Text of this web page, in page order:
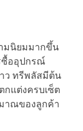
มนิยมมากขึ้น
ซื้ออุปกรณ์
ว ทรีพลัสมีต้น
แต่งครบเซ็ต
าณของลูกค้า